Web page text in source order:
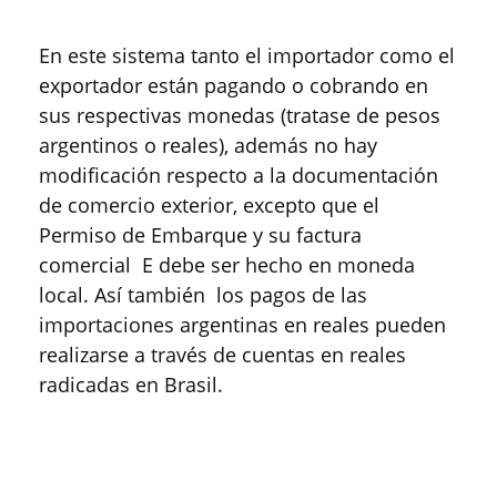
En este sistema tanto el importador como el
exportador están pagando o cobrando en
sus respectivas monedas (tratase de pesos
argentinos o reales), además no hay
modificación respecto a la documentación
de comercio exterior, excepto que el
Permiso de Embarque y su factura
comercial E debe ser hecho en moneda
local. Así también los pagos de las
importaciones argentinas en reales pueden
realizarse a través de cuentas en reales
radicadas en Brasil.